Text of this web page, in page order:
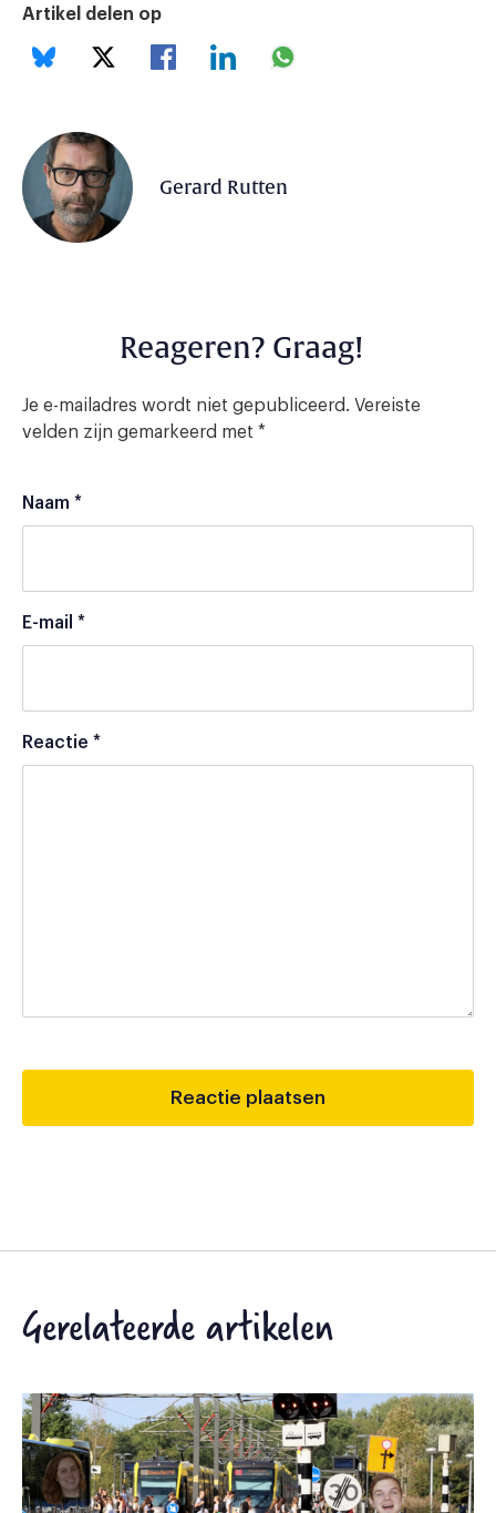
Artikel delen op
Gerard Rutten
Reageren? Graag!
Je e-mailadres wordt niet gepubliceerd. Vereiste
velden zijn gemarkeerd met *
Naam *
E-mail *
Reactie *
Gerelateerde artikelen